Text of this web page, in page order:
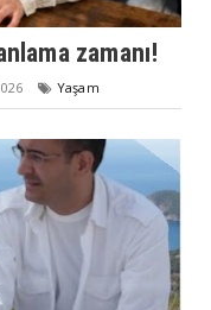
zamanı!
Yaşam